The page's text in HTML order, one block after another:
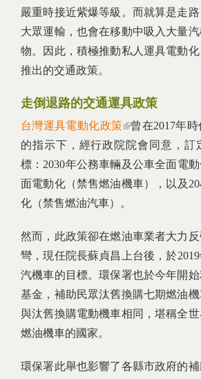
嚴重時接近紫爆等級。而就算是走
大眾運輸，也會在移動中吸入大量
物。因此，積極推動私人運具電動
推出的交通政策。
走倒退路的交通運具政策
台灣運具電動化政策(link is external)
曾在2017年
的指示下，經行政院院會同意，訂
標：2030年公務車輛及公車全面電
面電動化（禁售燃油機車），以及
化（禁售燃油汽車）。
然而，此政策卻在燃油車業者大力
彎，現任院長蘇貞昌上台後，於
汽機車的目標。環保署也於今年開
基金，補助民眾汰舊換購七期燃油
與汰舊換購電動機車相同，堪稱全
燃油機車的國家。
環保署此舉也影響了各縣市政府的